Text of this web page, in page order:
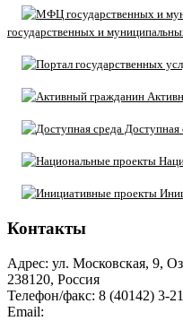
государственных и
Доступная
Контакты
Адрес: ул. Московская, 9,
238120, Россия
Телефон/факс: 8 (40142) 3-
Email: